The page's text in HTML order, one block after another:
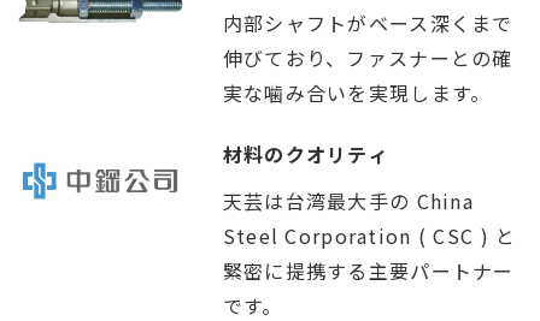
内部シャフトがベース深くまで
伸びており、ファスナーとの確
実な噛み合いを実現します。
材料のクオリティ
天芸は台湾最大手の China
Steel Corporation ( CSC ) と
緊密に提携する主要パートナー
です。